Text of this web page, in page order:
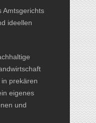
Amtsgerichts
ideellen
prekären
eigenes
und